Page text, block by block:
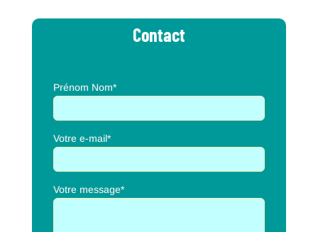
Contact
Prénom Nom*
Votre e-mail*
Votre message*